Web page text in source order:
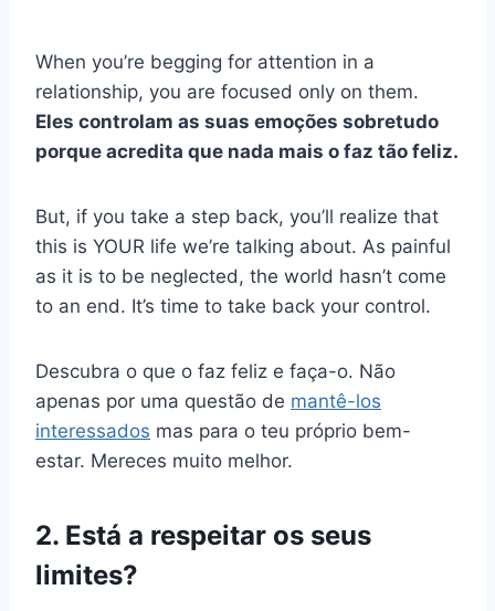
When you’re begging for attention in a
relationship, you are focused only on them.
Eles controlam as suas emoções sobretudo
porque acredita que nada mais o faz tão feliz.
But, if you take a step back, you’ll realize that
this is YOUR life we’re talking about. As painful
as it is to be neglected, the world hasn’t come
to an end. It’s time to take back your control.
Descubra o que o faz feliz e faça-o. Não
apenas por uma questão de mantê-los
interessados mas para o teu próprio bem-
estar. Mereces muito melhor.
2. Está a respeitar os seus
limites?